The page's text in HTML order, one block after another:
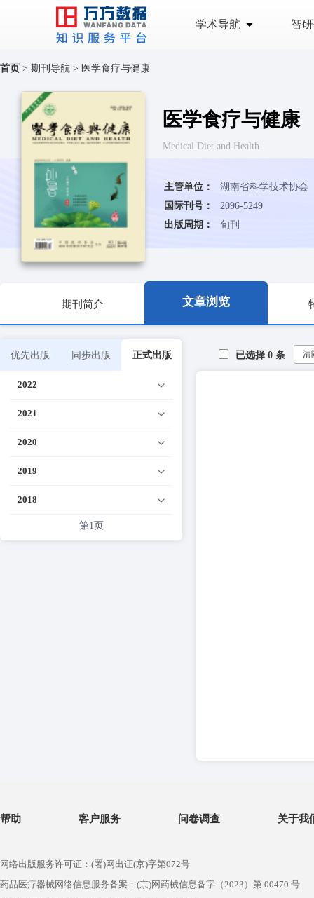
学术导航 智
首页 > 期刊导航 > 医学食疗与健康
医学食疗与健康
Medical Diet and Health
主管单位：
湖南省科学技术协会
国际刊号：
2096-5249
出版周期：
旬刊
期刊简介 文章浏览
优先出版 同步出版 正式出版
2022
2021
2020
2019
2018
第1页
已选择 0 条 清
帮助 客户服务 问卷调查 关于我
网络出版服务许可证：(署)网出证(京)字第072号
药品医疗器械网络信息服务备案：(京)网药械信息备字（2023）第 00470 号